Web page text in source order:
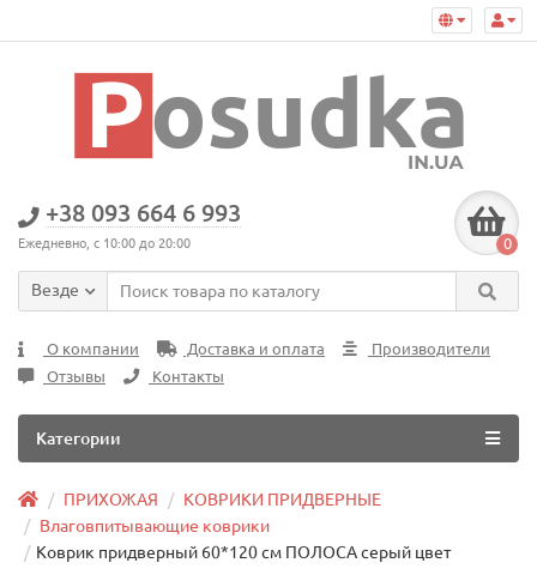
+38 093 664 6 993
Ежедневно, с 10:00 до 20:00 0
Везде
О компании Доставка и оплата
Производители
Отзывы
Контакты
Категории
ПРИХОЖАЯ
КОВРИКИ ПРИДВЕРНЫЕ
Влаговпитывающие коврики
Коврик придверный 60*120 см ПОЛОСА серый цвет